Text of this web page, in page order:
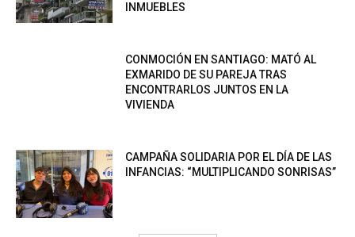
INMUEBLES
CONMOCIÓN EN SANTIAGO: MATÓ AL
EXMARIDO DE SU PAREJA TRAS
ENCONTRARLOS JUNTOS EN LA
VIVIENDA
CAMPAÑA SOLIDARIA POR EL DÍA DE LAS
INFANCIAS: “MULTIPLICANDO SONRISAS”